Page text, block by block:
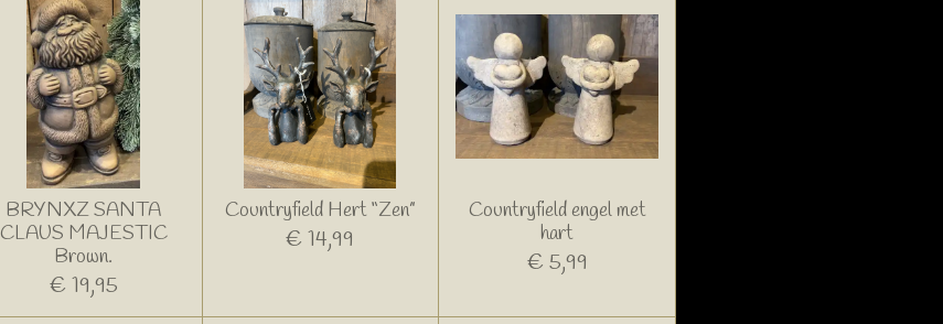
BRYNXZ SANTA
CLAUS MAJESTIC
Brown.
€ 19,95
Countryfield Hert “Zen”
€ 14,99
Countryfield engel met
hart
€ 5,99